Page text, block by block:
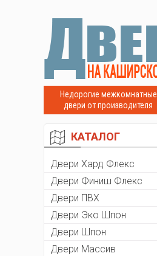
Недорогие межкомнатные
двери от производителя
КАТАЛОГ
Двери Хард Флекс
Двери Финиш Флекс
Двери ПВХ
Двери Эко Шпон
Двери Шпон
Двери Массив